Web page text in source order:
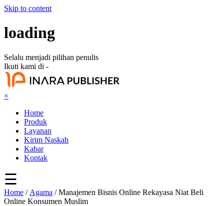
Skip to content
loading
Selalu menjadi pilihan penulis
Ikuti kami di -
×
Home
Produk
Layanan
Kirim Naskah
Kabar
Kontak
☰
Home / Agama / Manajemen Bisnis Online Rekayasa Niat Beli
Online Konsumen Muslim